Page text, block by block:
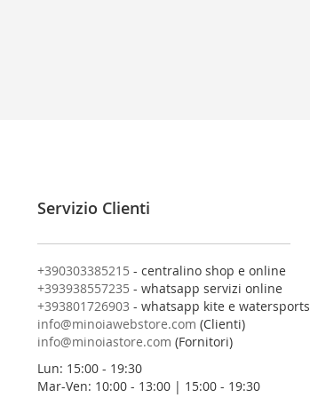
Servizio Clienti
+390303385215 - centralino shop e online
+393938557235 - whatsapp servizi online
+393801726903 - whatsapp kite e watersports
info@minoiawebstore.com (Clienti)
info@minoiastore.com (Fornitori)
Lun: 15:00 - 19:30
Mar-Ven: 10:00 - 13:00 | 15:00 - 19:30